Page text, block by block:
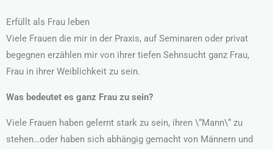
Erfüllt als Frau leben
Viele Frauen die mir in der Praxis, auf Seminaren oder privat
begegnen erzählen mir von ihrer tiefen Sehnsucht ganz Frau,
Frau in ihrer Weiblichkeit zu sein.
Was bedeutet es ganz Frau zu sein?
Viele Frauen haben gelernt stark zu sein, ihren \“Mann\“ zu
stehen…oder haben sich abhängig gemacht von Männern und